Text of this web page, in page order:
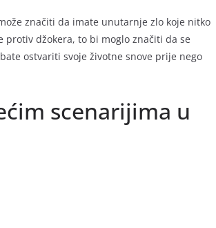
značiti da imate unutarnje zlo koje nitko
džokera, to bi moglo značiti da se
ostvariti svoje životne snove prije nego
scenarijima u